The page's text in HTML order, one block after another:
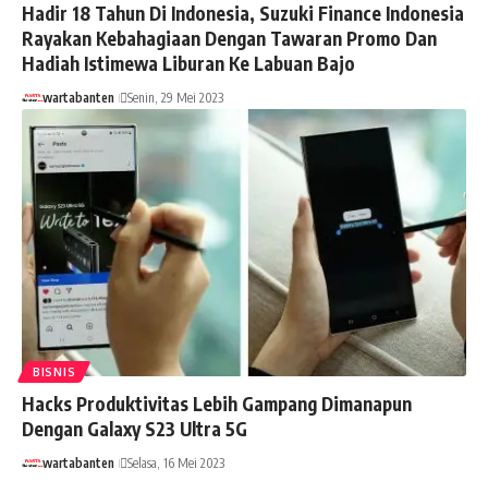
Hadir 18 Tahun Di Indonesia, Suzuki Finance Indonesia
Rayakan Kebahagiaan Dengan Tawaran Promo Dan
Hadiah Istimewa Liburan Ke Labuan Bajo
wartabanten Senin, 29 Mei 2023
BISNIS
Hacks Produktivitas Lebih Gampang Dimanapun
Dengan Galaxy S23 Ultra 5G
wartabanten Selasa, 16 Mei 2023